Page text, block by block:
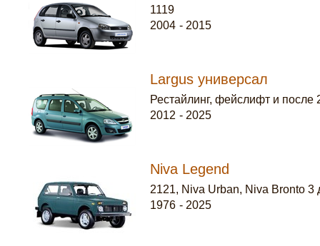
1119
2004 - 2015
Largus универсал
Рестайлинг, фейслифт и после
2012 - 2025
Niva Legend
2121, Niva Urban, Niva Bronto 3
1976 - 2025